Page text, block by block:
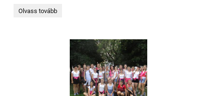
BALLAGÁS
Olvass tovább